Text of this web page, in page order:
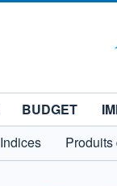
BUDGET
Indices